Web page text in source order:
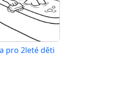
pro 2leté děti